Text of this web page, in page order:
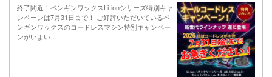
終了間近！ペンギンワックスLi-ionシリーズ特別キャ
ンペーンは7月31日まで！ ご好評いただいているペ
ンギンワックスのコードレスマシン特別キャンペー
ンがいよい…